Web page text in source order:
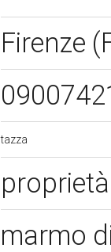
Firenze
tazza
marmo